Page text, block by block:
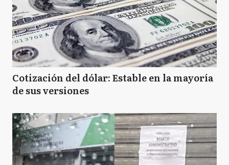
Cotización del dólar: Estable en la mayoría
de sus versiones